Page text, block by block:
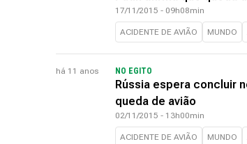
17/11/2015 - 09h08min
ACIDENTE DE AVIÃO MUNDO
há 11 anos NO EGITO
Rússia espera concluir
queda de avião
02/11/2015 - 13h00min
ACIDENTE DE AVIÃO MUNDO